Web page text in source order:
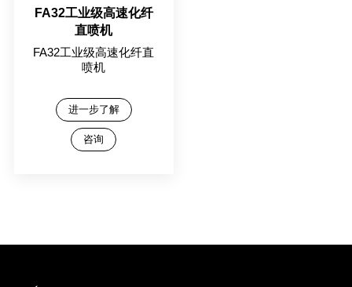
FA32工业级高速化纤
直喷机
FA32工业级高速化纤直
喷机
进一步了解
咨询